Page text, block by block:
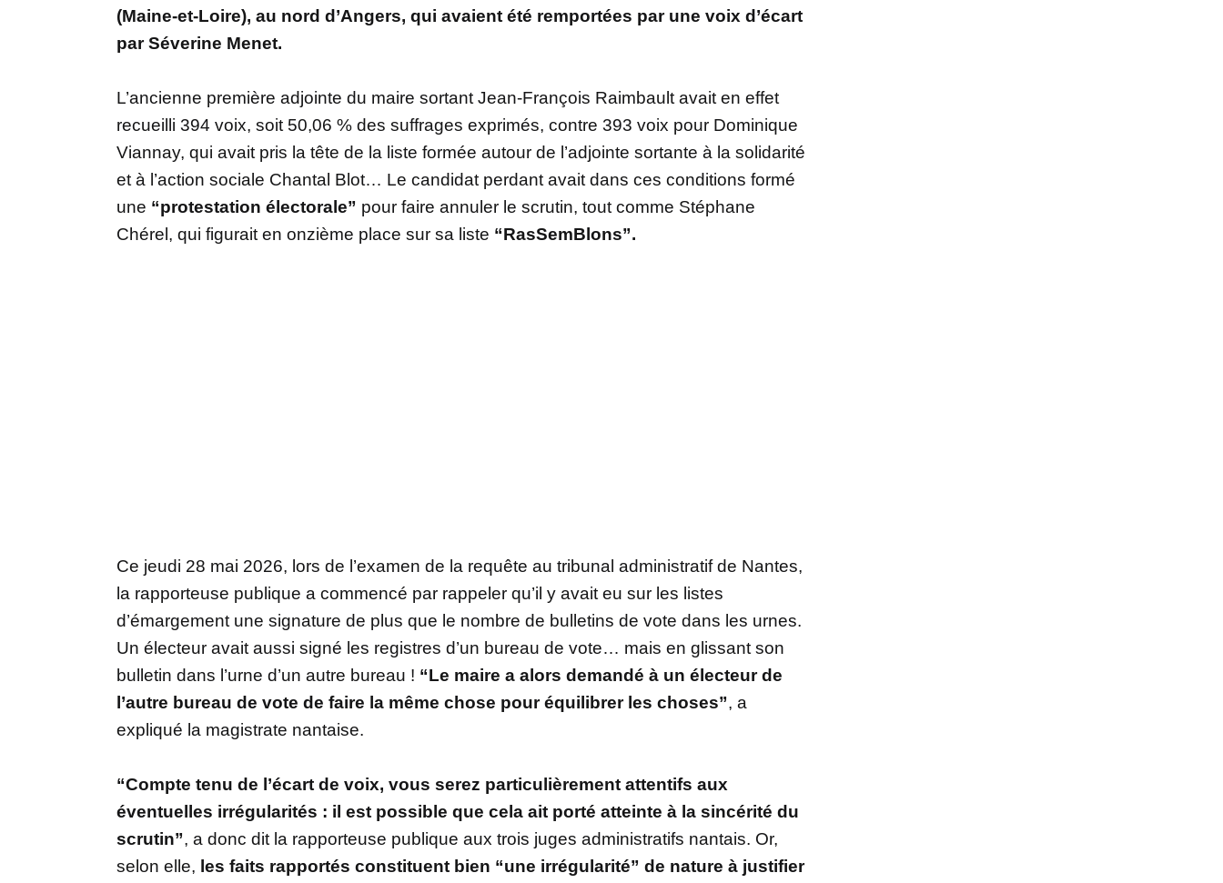
(Maine-et-Loire), au nord d’Angers, qui avaient été remportées par une voix d’écart
par Séverine Menet.
L’ancienne première adjointe du maire sortant Jean-François Raimbault avait en effet
recueilli 394 voix, soit 50,06 % des suffrages exprimés, contre 393 voix pour Dominique
Viannay, qui avait pris la tête de la liste formée autour de l’adjointe sortante à la solidarité
et à l’action sociale Chantal Blot… Le candidat perdant avait dans ces conditions formé
une “protestation électorale” pour faire annuler le scrutin, tout comme Stéphane
Chérel, qui figurait en onzième place sur sa liste “RasSemBlons”.
Ce jeudi 28 mai 2026, lors de l’examen de la requête au tribunal administratif de Nantes,
la rapporteuse publique a commencé par rappeler qu’il y avait eu sur les listes
d’émargement une signature de plus que le nombre de bulletins de vote dans les urnes.
Un électeur avait aussi signé les registres d’un bureau de vote… mais en glissant son
bulletin dans l’urne d’un autre bureau ! “Le maire a alors demandé à un électeur de
l’autre bureau de vote de faire la même chose pour équilibrer les choses”, a
expliqué la magistrate nantaise.
“Compte tenu de l’écart de voix, vous serez particulièrement attentifs aux
éventuelles irrégularités : il est possible que cela ait porté atteinte à la sincérité du
scrutin”, a donc dit la rapporteuse publique aux trois juges administratifs nantais. Or,
selon elle, les faits rapportés constituent bien “une irrégularité” de nature à justifier